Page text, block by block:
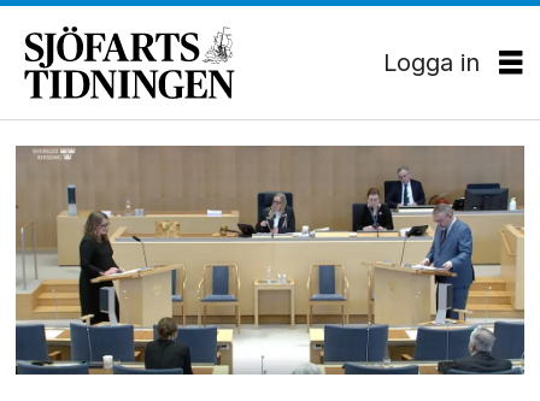
Logga in
Tag:
trafikutskottet